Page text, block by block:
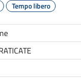
Tempo libero